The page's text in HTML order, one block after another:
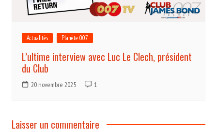
Actualités Planète 007
L’ultime interview avec Luc Le Clech, président
du Club
20 novembre 2025 1
Laisser un commentaire